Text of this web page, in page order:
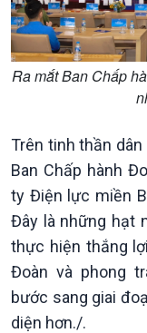
Podcast
Ra mắt Ban Chấp
Trên tinh thần
Ban Chấp hành
ty Điện lực miền
Đây là những hạt
thực hiện thắng
Đoàn và phong
bước sang giai
diện hơn./.